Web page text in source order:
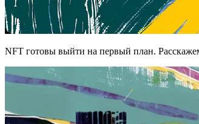
NFT готовы выйти на первый план.